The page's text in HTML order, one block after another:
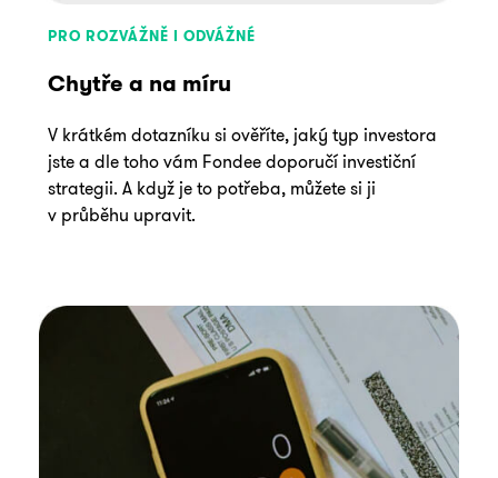
PRO ROZVÁŽNĚ I ODVÁŽNÉ
Chytře a na míru
V krátkém dotazníku si ověříte, jaký typ investora
jste a dle toho vám Fondee doporučí investiční
strategii. A když je to potřeba, můžete si ji
v průběhu upravit.